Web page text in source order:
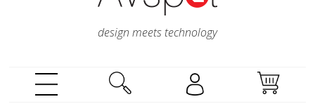
design meets technology